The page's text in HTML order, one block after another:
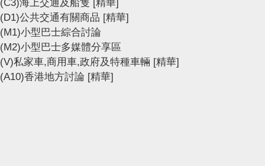
(C3)海上交通及船隻 [精華]
(D1)公共交通有關商品 [精華]
(M1)小型巴士綜合討論
(M2)小型巴士多媒體分享區
(V)私家車,商用車,政府及特種車輛 [精華]
(A10)香港地方討論 [精華]